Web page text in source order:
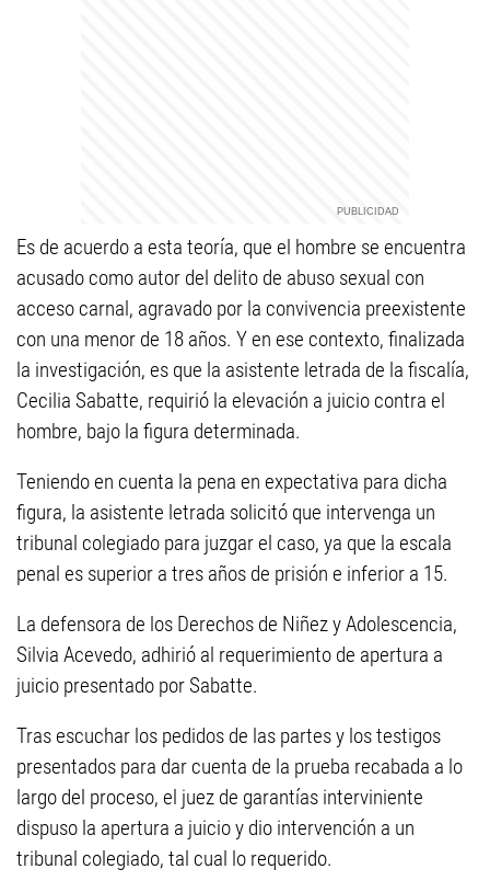
Es de acuerdo a esta teoría, que el hombre se encuentra
acusado como autor del delito de abuso sexual con
acceso carnal, agravado por la convivencia preexistente
con una menor de 18 años. Y en ese contexto, finalizada
la investigación, es que la asistente letrada de la fiscalía,
Cecilia Sabatte, requirió la elevación a juicio contra el
hombre, bajo la figura determinada.
Teniendo en cuenta la pena en expectativa para dicha
figura, la asistente letrada solicitó que intervenga un
tribunal colegiado para juzgar el caso, ya que la escala
penal es superior a tres años de prisión e inferior a 15.
La defensora de los Derechos de Niñez y Adolescencia,
Silvia Acevedo, adhirió al requerimiento de apertura a
juicio presentado por Sabatte.
Tras escuchar los pedidos de las partes y los testigos
presentados para dar cuenta de la prueba recabada a lo
largo del proceso, el juez de garantías interviniente
dispuso la apertura a juicio y dio intervención a un
tribunal colegiado, tal cual lo requerido.